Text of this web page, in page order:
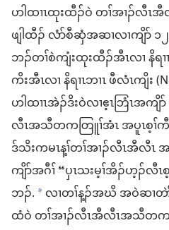
ဟါထၢၤ​ထုးထီၣ်​ဝဲ တၢ်​အၢၣ်လီ
ဖျါ​ထီၣ် လံာ်စီဆှံ​အဆၢ​လၢ​ကျိာ်
ဘၣ်​တၢ်​စဲကျံး​ထုးထီၣ်​အီၤ​လၢ နိရၢ
ကိး​အီၤ​လၢ နိရၢၤဘၢၤ ဖီ​လံၤ​ကျိး
ဟါထၢၤ​အဲၣ်ဒိးဝဲ​လၢ​ဧ့ၤဘြံၤ​အ
လီၤ​အသီ​တ​ကတြူၢ်​အံၤ အ​ပူၤ​စ့ၢ်
ဒ်သိး​က​မၤန့ၢ်​တၢ်​အၢၣ်လီၤ​အီလီၤ
ကျိာ်​အဂီၢ် “ပှၤသး​မ့ၢ်​အိၣ်​ဟ့ၣ်
ဘၣ်. * လၢတၢ်န့ၣ်​အဃိ အဝဲ​ဆၢ
ထံ​ဝဲ တၢ်​အၢၣ်လီၤ​အီလီၤ​အသီ​တ​က